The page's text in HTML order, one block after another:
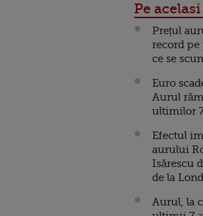
Pe
Prețul
record pe
ce se
Euro
Aurul
ultimilor
Efectul
aurului
Isărescu
de la
Aurul, la